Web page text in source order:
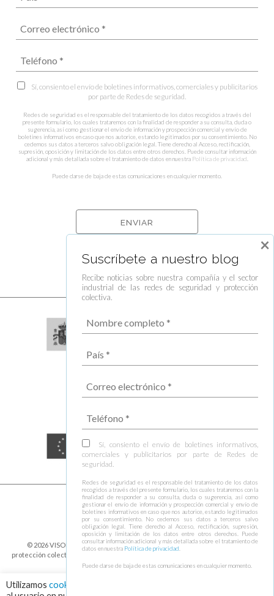
Sí, consiento el envío de boletines informativos, comerciales y publicitarios
por parte de Redes de seguridad.
Redes de seguridad es el responsable del tratamiento de los datos recogidos a través del
presente formulario, los cuales trataremos con la finalidad de responder a su consulta, duda o
sugerencia, así como gestionar el envío de información y prospección comercial y envío de
boletines informativos en caso que nos autorice, estando legitimados por su consentimiento. No
cedemos sus datos a terceros salvo obligación legal. Tiene derecho al Acceso, rectificación,
supresión, oposición y limitación de los datos entre otros derechos. Puede consultar información
adicional y más detallada sobre el tratamiento de datos en nuestra Política de privacidad
Puede darse de baja de estas comunicaciones en cualquier momento.
© 2026 VISOR FALL ARREST NETS Redes de seguridad y elementos de
protección colectiva ⁃
Política de cookies y protección de datos
envío⁃ Design byIxotype
Utilizamos cookies
Suscríbete a nuestro blog
Recibe noticias sobre nuestra compañía y el sector
industrial de las redes de seguridad y protección
colectiva.
Sí, consiento el envío de boletines informativos,
comerciales y publicitarios por parte de Redes de
seguridad.
Redes de seguridad es el responsable del tratamiento de los datos
recogidos a través del presente formulario, los cuales trataremos con la
finalidad de responder a su consulta, duda o sugerencia, así como
gestionar el envío de información y prospección comercial y envío de
boletines informativos en caso que nos autorice, estando legitimados
por su consentimiento. No cedemos sus datos a terceros salvo
obligación legal. Tiene derecho al Acceso, rectificación, supresión,
oposición y limitación de los datos entre otros derechos. Puede
consultar información adicional y más detallada sobre el tratamiento de
datos en nuestra Política de privacidad
Puede darse de baja de estas comunicaciones en cualquier momento.
×